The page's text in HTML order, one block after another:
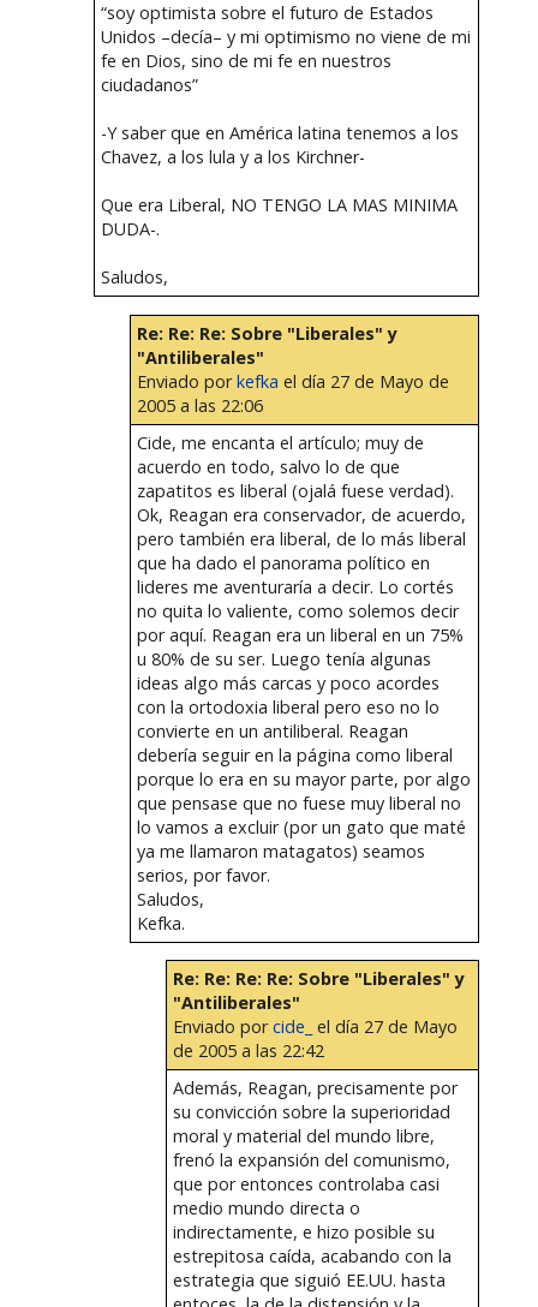
“soy optimista sobre el futuro de Estados
Unidos –decía– y mi optimismo no viene de mi
fe en Dios, sino de mi fe en nuestros
ciudadanos”
-Y saber que en América latina tenemos a los
Chavez, a los lula y a los Kirchner-
Que era Liberal, NO TENGO LA MAS MINIMA
DUDA-.
Saludos,
Re: Re: Re: Sobre "Liberales" y
"Antiliberales"
Enviado porkefka el día 27 de Mayo de
2005 a las 22:06
Cide, me encanta el artículo; muy de
acuerdo en todo, salvo lo de que
zapatitos es liberal (ojalá fuese verdad).
Ok, Reagan era conservador, de acuerdo,
pero también era liberal, de lo más liberal
que ha dado el panorama político en
lideres me aventuraría a decir. Lo cortés
no quita lo valiente, como solemos decir
por aquí. Reagan era un liberal en un 75%
u 80% de su ser. Luego tenía algunas
ideas algo más carcas y poco acordes
con la ortodoxia liberal pero eso no lo
convierte en un antiliberal. Reagan
debería seguir en la página como liberal
porque lo era en su mayor parte, por algo
que pensase que no fuese muy liberal no
lo vamos a excluir (por un gato que maté
ya me llamaron matagatos) seamos
serios, por favor.
Saludos,
Kefka.
Re: Re: Re: Re: Sobre "Liberales" y
"Antiliberales"
Enviado porcide_ el día 27 de Mayo
de 2005 a las 22:42
Además, Reagan, precisamente por
su convicción sobre la superioridad
moral y material del mundo libre,
frenó la expansión del comunismo,
que por entonces controlaba casi
medio mundo directa o
indirectamente, e hizo posible su
estrepitosa caída, acabando con la
estrategia que siguió EE.UU. hasta